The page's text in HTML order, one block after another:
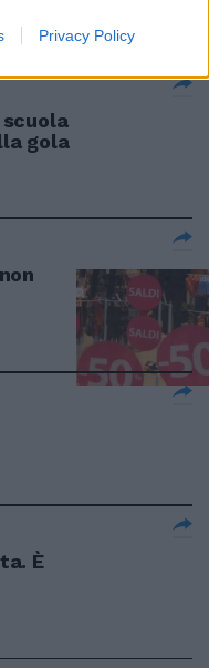
Privacy Policy
gola
È